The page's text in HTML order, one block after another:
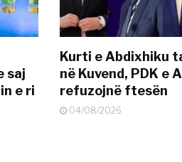
saj
e ri
Kurti e Abdixhiku
në Kuvend, PDK e
refuzojnë ftesën
04/08/2026